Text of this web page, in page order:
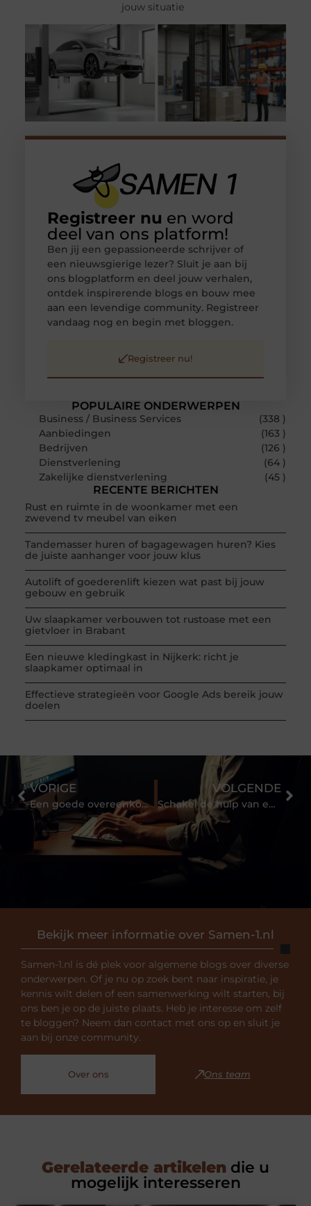
jouw situatie
POPULAIRE ONDERWERPEN
Business / Business Services
(338 )
Aanbiedingen
(163 )
Bedrijven
(126 )
Dienstverlening
(64 )
Zakelijke dienstverlening
(45 )
RECENTE BERICHTEN
Rust en ruimte in de woonkamer met een
zwevend tv meubel van eiken
Tandemasser huren of bagagewagen huren? Kies
de juiste aanhanger voor jouw klus
Autolift of goederenlift kiezen wat past bij jouw
gebouw en gebruik
Uw slaapkamer verbouwen tot rustoase met een
gietvloer in Brabant
Een nieuwe kledingkast in Nijkerk: richt je
slaapkamer optimaal in
Effectieve strategieën voor Google Ads bereik jouw
doelen
Registreer nu en word
deel van ons platform!
Ben jij een gepassioneerde schrijver of
een nieuwsgierige lezer? Sluit je aan bij
ons blogplatform en deel jouw verhalen,
ontdek inspirerende blogs en bouw mee
aan een levendige community. Registreer
vandaag nog en begin met bloggen.
Registreer nu!
Bekijk meer informatie over Samen-1.nl
Samen-1.nl is dé plek voor algemene blogs over diverse
onderwerpen. Of je nu op zoek bent naar inspiratie, je
kennis wilt delen of een samenwerking wilt starten, bij
ons ben je op de juiste plaats. Heb je interesse om zelf
te bloggen? Neem dan contact met ons op en sluit je
aan bij onze community.
Over ons Ons team
VORIGE
Een goede overeenkomst bij mediation uit Amersfoort
VOLGENDE
Schakel de hulp van een onafhankelijke douane expediteur in
Gerelateerde artikelen die u
mogelijk interesseren